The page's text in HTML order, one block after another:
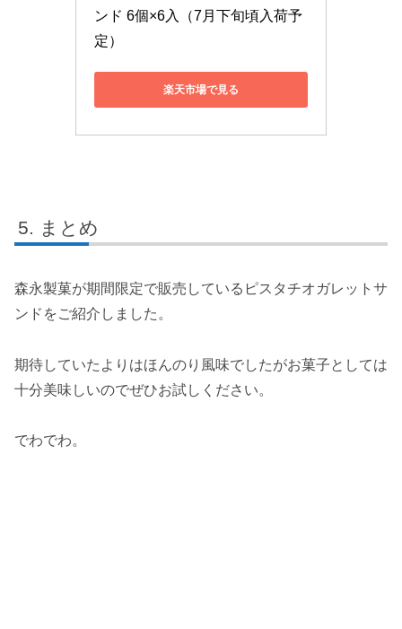
ンド 6個×6入（7月下旬頃入荷予
定）
楽天市場で見る
まとめ
森永製菓が期間限定で販売しているピスタチオガレットサ
ンドをご紹介しました。
期待していたよりはほんのり風味でしたがお菓子としては
十分美味しいのでぜひお試しください。
でわでわ。